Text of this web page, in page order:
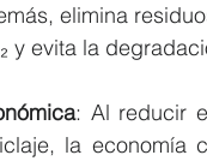
elimina
y evita la
: Al reducir
la economía